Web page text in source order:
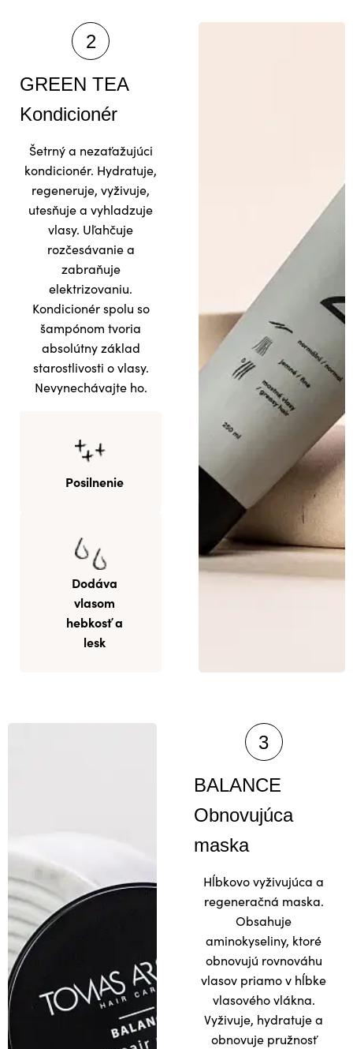
GREEN TEA
Kondicionér
Posilnenie
Dodáva
vlasom
hebkosť a
lesk
Šetrný a nezaťažujúci
kondicionér. Hydratuje,
regeneruje, vyživuje,
utesňuje a vyhladzuje
vlasy. Uľahčuje
rozčesávanie a
zabraňuje
elektrizovaniu.
Kondicionér spolu so
šampónom tvoria
absolútny základ
starostlivosti o vlasy.
Nevynechávajte ho.
BALANCE
Obnovujúca
maska
Hĺbkovo vyživujúca a
regeneračná maska.
Obsahuje
aminokyseliny, ktoré
obnovujú rovnováhu
vlasov priamo v hĺbke
vlasového vlákna.
Vyživuje, hydratuje a
obnovuje pružnosť